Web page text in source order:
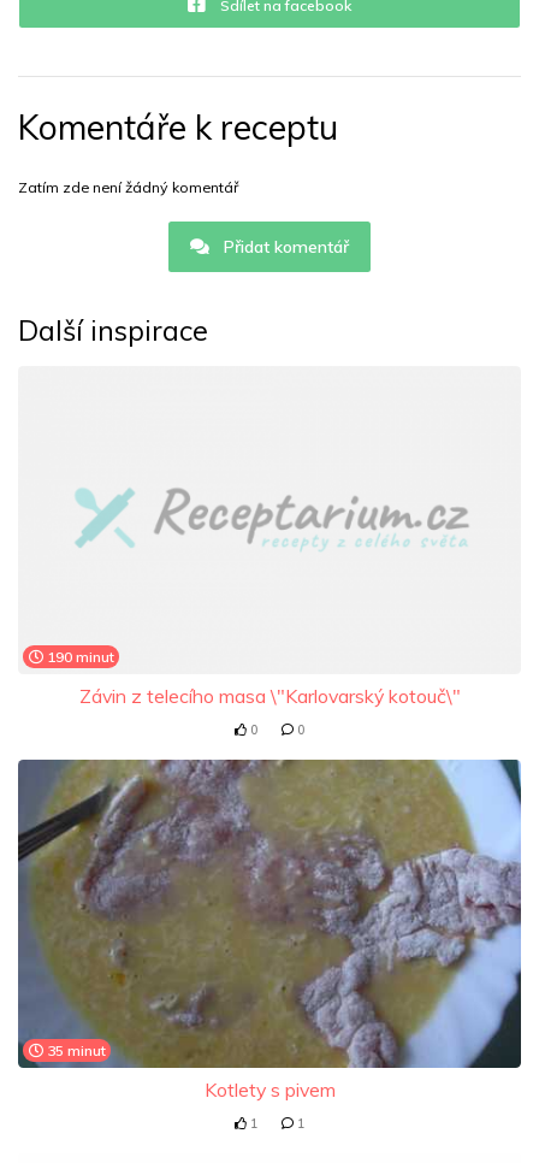
Sdílet na facebook
Komentáře k receptu
Zatím zde není žádný komentář
Přidat komentář
Další inspirace
190 minut
Závin z telecího masa \"Karlovarský kotouč\"
0 0
35 minut
Kotlety s pivem
1 1